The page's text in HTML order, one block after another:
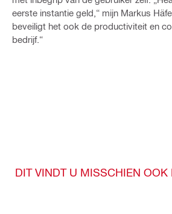
eerste instantie geld,“ mijn Markus
beveiligt het ook de productiviteit en
bedrijf.“
DIT VINDT U MISSCHIEN OOK